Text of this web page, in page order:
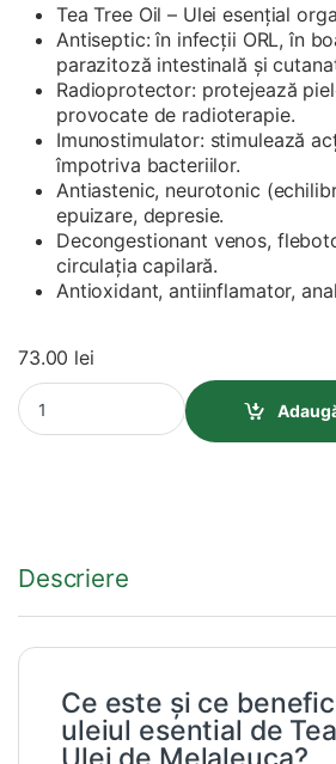
Tea Tree Oil – Ulei esențial
Antiseptic: în infecții ORL, în
parazitoză intestinală și
Radioprotector: protejează
provocate de radioterapie.
Imunostimulator: stimulează
împotriva bacteriilor.
Antiastenic, neurotonic
epuizare, depresie.
Decongestionant venos,
circulația capilară.
Antioxidant, antiinflamator,
73.00 lei
Tea Tree Oil – Ulei de Melaleuca quantity
Descriere
Ce este și ce
uleiul esential de